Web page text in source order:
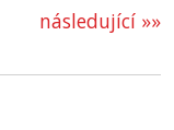
následující »»